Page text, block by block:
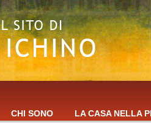
CHI SONO LA CASA NELLA